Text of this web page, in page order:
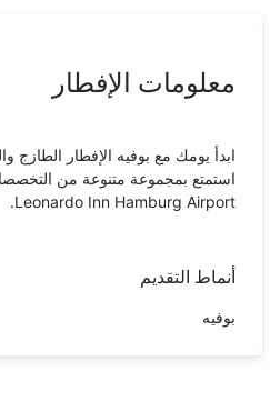
معلومات الإفطار
ابدأ يومك مع بوفيه الإفطار الطازج
استمتع بمجموعة متنوعة من
Leonardo Inn Hamburg Airport.
أنماط التقديم
بوفيه